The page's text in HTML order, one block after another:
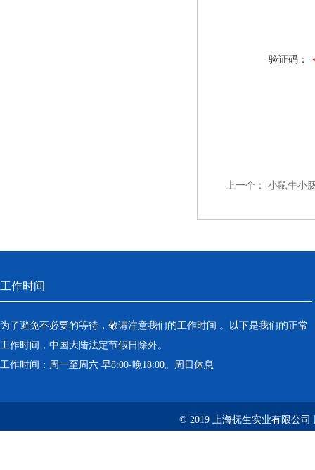
验证码：
上一个： 小鼠牛小
工作时间
为了避免不必要的等待，敬请注意我们的工作时间 。以下是我们的正常
工作时间，中国大陆法定节假日除外。
工作时间：周一至周六 早8:00-晚18:00。周日休息
© 2019 上海抚生实业有限公司